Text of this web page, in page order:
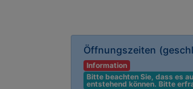
Öffnungszeiten
Information
Bitte beachten Sie, dass es
entstehend können. Bitte